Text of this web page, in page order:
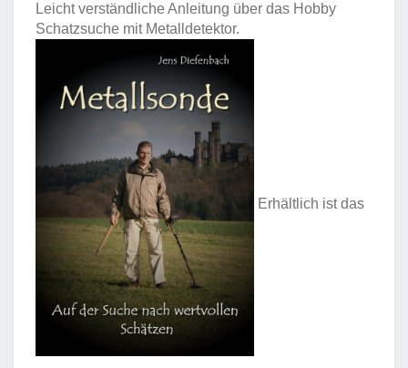
Leicht verständliche Anleitung über das Hobby
Schatzsuche mit Metalldetektor.
Erhältlich ist das